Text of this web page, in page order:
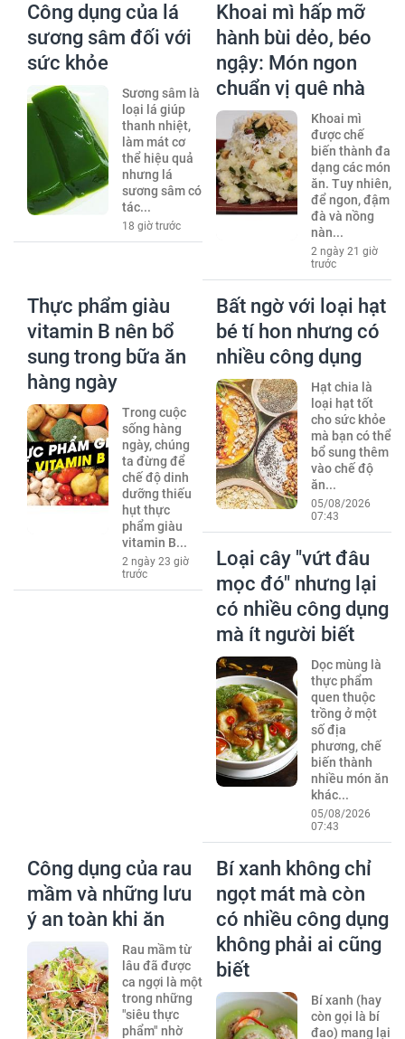
Công dụng của lá
sương sâm đối với
sức khỏe
Sương sâm là
loại lá giúp
thanh nhiệt,
làm mát cơ
thể hiệu quả
nhưng lá
sương sâm có
tác...
18 giờ trước
Khoai mì hấp mỡ
hành bùi dẻo, béo
ngậy: Món ngon
chuẩn vị quê nhà
Khoai mì
được chế
biến thành đa
dạng các món
ăn. Tuy nhiên,
để ngon, đậm
đà và nồng
nàn...
2 ngày 21 giờ
trước
Thực phẩm giàu
vitamin B nên bổ
sung trong bữa ăn
hàng ngày
Trong cuộc
sống hàng
ngày, chúng
ta đừng để
chế độ dinh
dưỡng thiếu
hụt thực
phẩm giàu
vitamin B...
2 ngày 23 giờ
trước
Bất ngờ với loại hạt
bé tí hon nhưng có
nhiều công dụng
Hạt chia là
loại hạt tốt
cho sức khỏe
mà bạn có thể
bổ sung thêm
vào chế độ
ăn...
05/08/2026
07:43
Loại cây "vứt đâu
mọc đó" nhưng lại
có nhiều công dụng
mà ít người biết
Dọc mùng là
thực phẩm
quen thuộc
trồng ở một
số địa
phương, chế
biến thành
nhiều món ăn
khác...
05/08/2026
07:43
Công dụng của rau
mầm và những lưu
ý an toàn khi ăn
Rau mầm từ
lâu đã được
ca ngợi là một
trong những
"siêu thực
phẩm" nhờ
Bí xanh không chỉ
ngọt mát mà còn
có nhiều công dụng
không phải ai cũng
biết
Bí xanh (hay
còn gọi là bí
đao) mang lại